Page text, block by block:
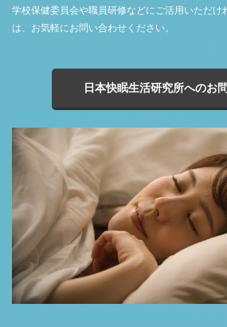
学校保健委員会や職員研修などにご活用いただけ
は、お気軽にお問い合わせください。
日本快眠生活研究所へのお